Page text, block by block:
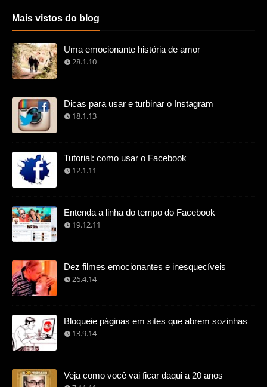
Mais vistos do blog
Uma emocionante história de amor
28.1.10
Dicas para usar e turbinar o Instagram
18.1.13
Tutorial: como usar o Facebook
12.1.11
Entenda a linha do tempo do Facebook
19.12.11
Dez filmes emocionantes e inesquecíveis
26.4.14
Bloqueie páginas em sites que abrem sozinhas
13.9.14
Veja como você vai ficar daqui a 20 anos